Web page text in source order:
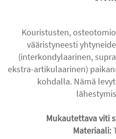
Kouristusten,
vääristyneesti
(interkondylaarinen,
ekstra-artikulaarinen)
kohdalla. Nämä
Mukautettava viti
Materiaali: